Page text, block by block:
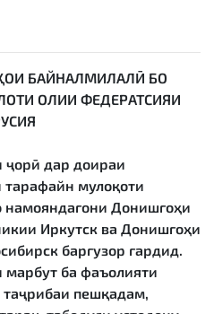
БАЙНАЛМИЛАЛӢ БО
ОЛИИ ФЕДЕРАТСИЯИ
ҷорӣ дар доираи
мулоқоти
намояндагони Донишгоҳи
Иркутск ва Донишгоҳи
баргузор гардид.
ба фаъолияти
пешқадам,